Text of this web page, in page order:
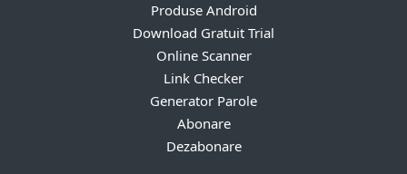
Produse Android
Download Gratuit Trial
Online Scanner
Link Checker
Generator Parole
Abonare
Dezabonare